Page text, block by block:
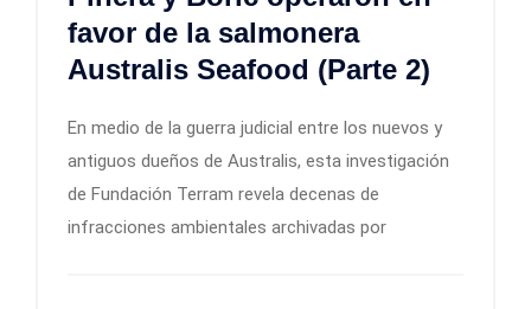
favor de la salmonera
Australis Seafood (Parte 2)
En medio de la guerra judicial entre los nuevos y
antiguos dueños de Australis, esta investigación
de Fundación Terram revela decenas de
infracciones ambientales archivadas por